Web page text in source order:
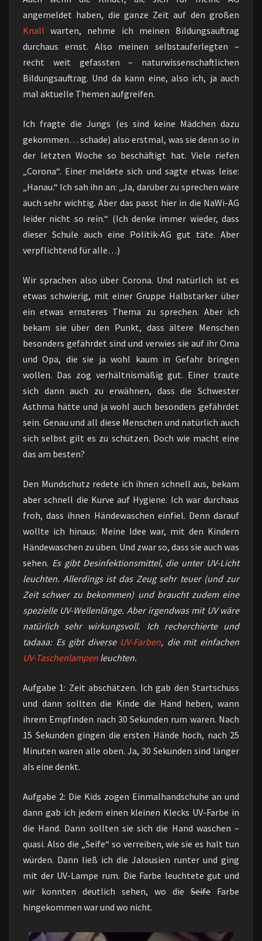
angemeldet haben, die ganze Zeit auf den großen
Knall warten, nehme ich meinen Bildungsauftrag
durchaus ernst. Also meinen selbstauferlegten –
recht weit gefassten – naturwissenschaftlichen
Bildungsauftrag. Und da kann eine, also ich, ja auch
mal aktuelle Themen aufgreifen.
Ich fragte die Jungs (es sind keine Mädchen dazu
gekommen… schade) also erstmal, was sie denn so in
der letzten Woche so beschäftigt hat. Viele riefen
„Corona“. Einer meldete sich und sagte etwas leise:
„Hanau.“ Ich sah ihn an: „Ja, darüber zu sprechen wäre
auch sehr wichtig. Aber das passt hier in die NaWi-AG
leider nicht so rein.“ (Ich denke immer wieder, dass
dieser Schule auch eine Politik-AG gut täte. Aber
verpflichtend für alle…)
Wir sprachen also über Corona. Und natürlich ist es
etwas schwierig, mit einer Gruppe Halbstarker über
ein etwas ernsteres Thema zu sprechen. Aber ich
bekam sie über den Punkt, dass ältere Menschen
besonders gefährdet sind und verwies sie auf ihr Oma
und Opa, die sie ja wohl kaum in Gefahr bringen
wollen. Das zog verhältnismäßig gut. Einer traute
sich dann auch zu erwähnen, dass die Schwester
Asthma hätte und ja wohl auch besonders gefährdet
sein. Genau und all diese Menschen und natürlich auch
sich selbst gilt es zu schützen. Doch wie macht eine
das am besten?
Den Mundschutz redete ich ihnen schnell aus, bekam
aber schnell die Kurve auf Hygiene. Ich war durchaus
froh, dass ihnen Händewaschen einfiel. Denn darauf
wollte ich hinaus: Meine Idee war, mit den Kindern
Händewaschen zu üben. Und zwar so, dass sie auch was
sehen. Es gibt Desinfektionsmittel, die unter UV-Licht
leuchten. Allerdings ist das Zeug sehr teuer (und zur
Zeit schwer zu bekommen) und braucht zudem eine
spezielle UV-Wellenlänge. Aber irgendwas mit UV wäre
natürlich sehr wirkungsvoll. Ich recherchierte und
tadaaa: Es gibt diverse UV-Farben, die mit einfachen
UV-Taschenlampen leuchten.
Aufgabe 1: Zeit abschätzen. Ich gab den Startschuss
und dann sollten die Kinde die Hand heben, wann
ihrem Empfinden nach 30 Sekunden rum waren. Nach
15 Sekunden gingen die ersten Hände hoch, nach 25
Minuten waren alle oben. Ja, 30 Sekunden sind länger
als eine denkt.
Aufgabe 2: Die Kids zogen Einmalhandschuhe an und
dann gab ich jedem einen kleinen Klecks UV-Farbe in
die Hand. Dann sollten sie sich die Hand waschen –
quasi. Also die „Seife“ so verreiben, wie sie es halt tun
würden. Dann ließ ich die Jalousien runter und ging
mit der UV-Lampe rum. Die Farbe leuchtete gut und
wir konnten deutlich sehen, wo die Seife Farbe
hingekommen war und wo nicht.